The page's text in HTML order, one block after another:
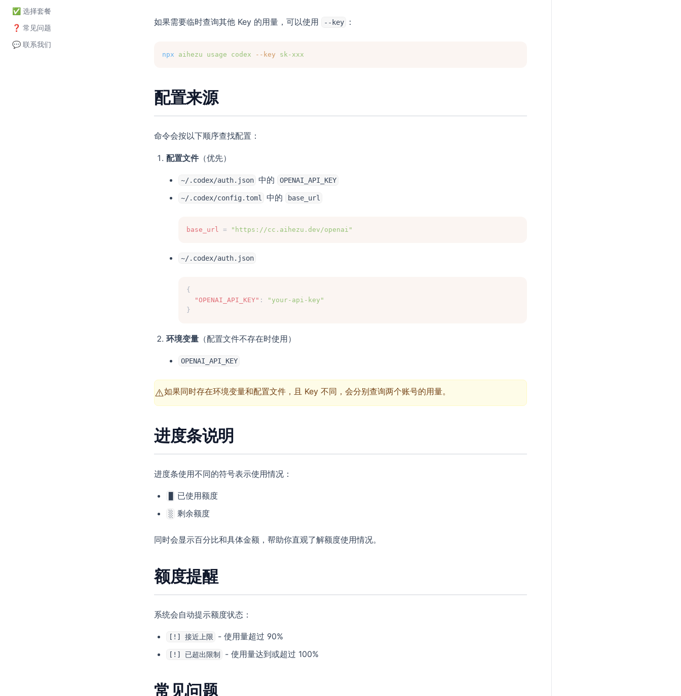
✅ 选择套餐
❓ 常见问题
💬 联系我们
如果需要临时查询其他 Key 的用量，可以使用 --key ：
npx aihezu usage codex --key sk-xxx
配置来源
命令会按以下顺序查找配置：
配置文件（优先）
~/.codex/auth.json 中的 OPENAI_API_KEY
~/.codex/config.toml 中的 base_url
base_url = "https://cc.aihezu.dev/openai"
~/.codex/auth.json
{
"OPENAI_API_KEY" :
"your-api-key"
}
环境变量 （配置文件不存在时使用）
OPENAI_API_KEY
⚠️如果同时存在环境变量和配置文件，且 Key 不同，会分别查询两个账号的用量。
进度条说明
进度条使用不同的符号表示使用情况：
已使用额度
░ 剩余额度
同时会显示百分比和具体金额，帮助你直观了解额度使用情况。
额度提醒
系统会自动提示额度状态：
[!] 接近上限 - 使用量超过 90%
[!] 已超出限制 - 使用量达到或超过 100%
常见问题